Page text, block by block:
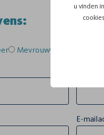
u vinden
Mevrouw
E-